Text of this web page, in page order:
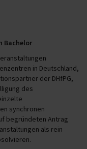
Bachelor
in Deutschland,
der DHfPG,
des
synchronen
begründeten Antrag
als rein